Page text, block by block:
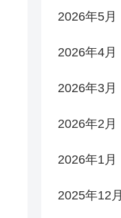
2026年5月
2026年4月
2026年3月
2026年2月
2026年1月
2025年12月